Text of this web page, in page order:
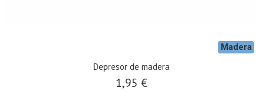
Madera
Depresor de madera
1,95 €